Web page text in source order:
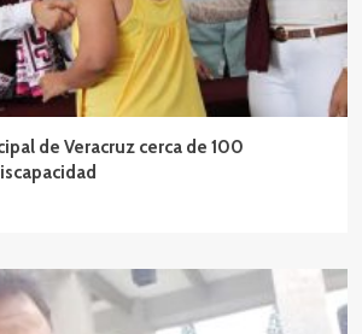
de Veracruz cerca de 100